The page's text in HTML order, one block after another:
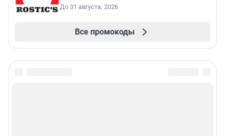
До 31 августа, 2026
Все промокоды